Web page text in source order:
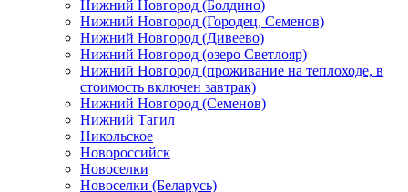
Нижний Новгород (Болдино)
Нижний Новгород (Городец, Семенов)
Нижний Новгород (Дивеево)
Нижний Новгород (озеро Светлояр)
Нижний Новгород (проживание на теплоходе, в
стоимость включен завтрак)
Нижний Новгород (Семенов)
Нижний Тагил
Никольское
Новороссийск
Новоселки
Новоселки (Беларусь)